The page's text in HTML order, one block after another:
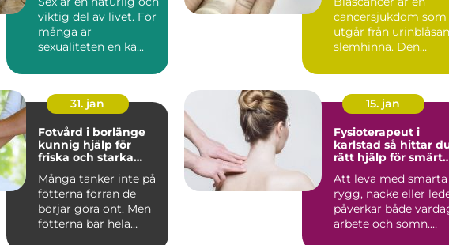
viktig del av livet. För
många är
sexualiteten en kä...
cancersjukdom som
utgår från
slemhinna. Den
person...
31. jan
Fotvård i borlänge
kunnig hjälp för
friska och starka
Många tänker inte på
fötterna förrän de
börjar göra ont. Men
fötterna bär hela
15. jan
Fysioterapeut i
karlstad så hittar du
rätt hjälp för smärta
Att leva med smärta
rygg, nacke eller
påverkar både
arbete och sömn.